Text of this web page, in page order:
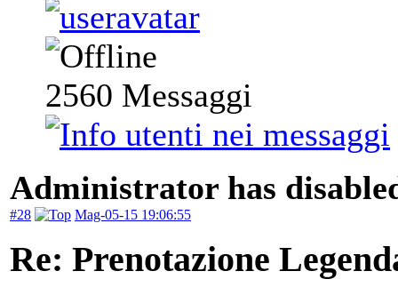
2560 Messaggi
Administrator has
#28 Mag-05-15 19:06:55
Re: Prenotazione